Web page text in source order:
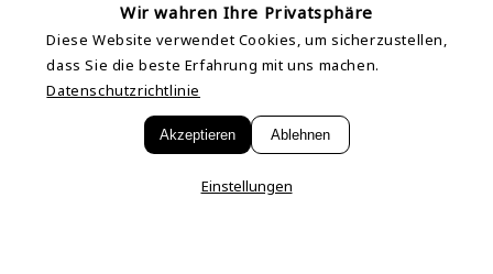
Vertrag widerrufen
FacebookInstagram
Wir wahren Ihre Privatsphäre
Diese Website verwendet Cookies, um sicherzustellen,
dass Sie die beste Erfahrung mit uns machen.
Datenschutzrichtlinie
Akzeptieren Ablehnen
Einstellungen